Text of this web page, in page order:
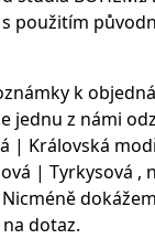
s použitím
k
jednu z námi
| Královská
| Tyrkysová ,
dotaz.